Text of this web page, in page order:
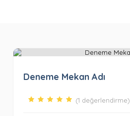
Deneme Mekan Adı
(1 değerlendirme)